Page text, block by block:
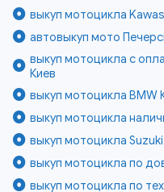
выкуп мотоцикла
автовыкуп мото
выкуп мотоцикла с
Киев
выкуп мотоцикла BMW
выкуп мотоцикла
выкуп мотоцикла
выкуп мотоцикла по
выкуп мотоцикла по